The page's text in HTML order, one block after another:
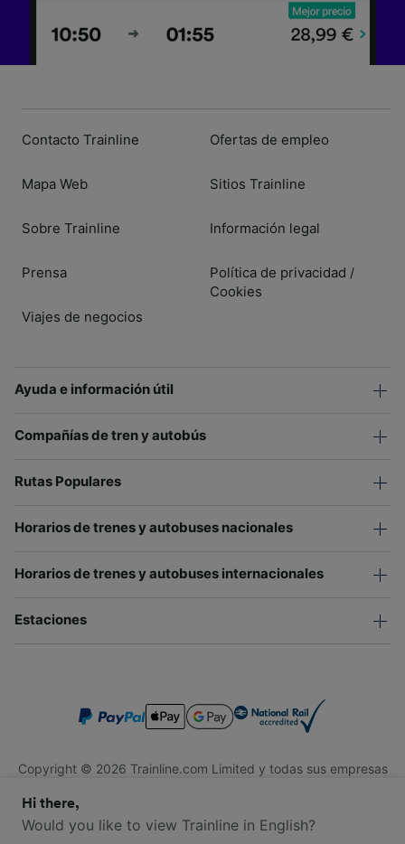
Contacto Trainline
Mapa Web
Sobre Trainline
Prensa
Viajes de negocios
Ofertas de empleo
Sitios Trainline
Información legal
Política de privacidad /
Cookies
Ayuda e información útil
Compañías de tren y autobús
Rutas Populares
Horarios de trenes y autobuses nacionales
Horarios de trenes y autobuses internacionales
Estaciones
Copyright © 2026 Trainline.com Limited y todas sus empresas
Trainline.com Limited está registrada en Inglaterra y Gales.
Compañía No. 3846791. Dirección: 1 Stonecutter St, Londres
Hi there,
Would you like to view Trainline in English?